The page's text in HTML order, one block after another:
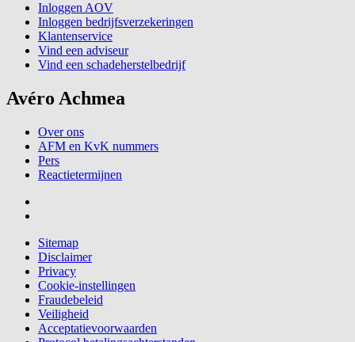
Inloggen AOV
Inloggen bedrijfsverzekeringen
Klantenservice
Vind een adviseur
Vind een schadeherstelbedrijf
Avéro Achmea
Over ons
AFM en KvK nummers
Pers
Reactietermijnen
Sitemap
Disclaimer
Privacy
Cookie-instellingen
Fraudebeleid
Veiligheid
Acceptatievoorwaarden